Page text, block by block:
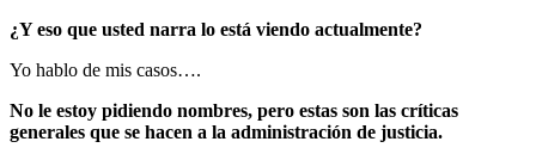
¿Y eso que usted narra lo está viendo actualmente?
Yo hablo de mis casos….
No le estoy pidiendo nombres, pero estas son las críticas
generales que se hacen a la administración de justicia.